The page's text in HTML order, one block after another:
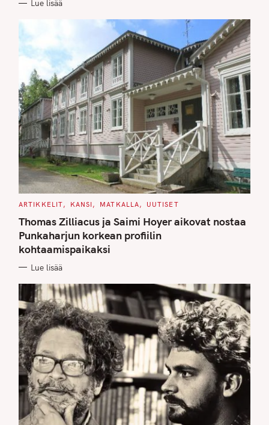
I
Lue lisää
C
T
E
G
O
R
I
S
ARTIKKELIT KANSI MATKALLA UUTISET
Thomas Zilliacus ja Saimi Hoyer aikovat nostaa
Punkaharjun korkean profiilin
kohtaamispaikaksi
Lue lisää